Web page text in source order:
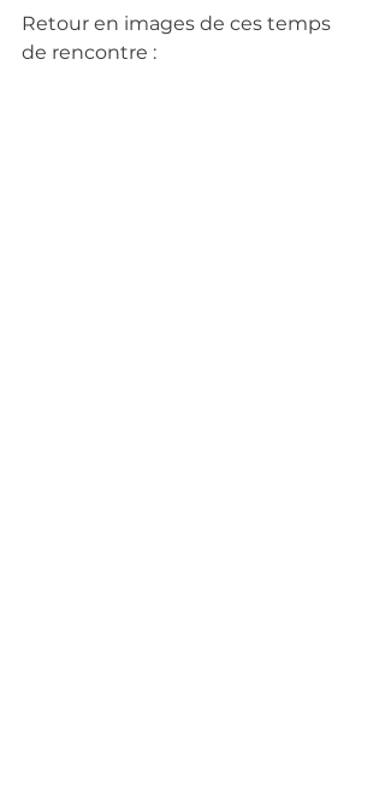
Retour en images de ces temps
de rencontre :